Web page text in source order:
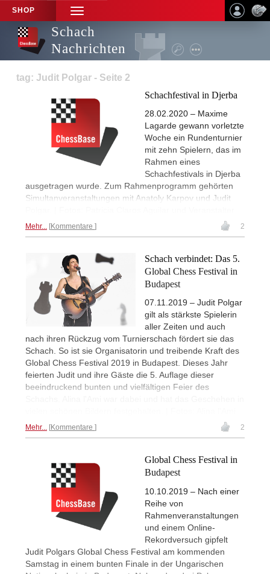
SHOP
TOGGLE
NAVIGATION
Schach
Nachrichten
tag: Judit Polgar - Seite 2
Schachfestival in Djerba
28.02.2020 – Maxime
Lagarde gewann vorletzte
Woche ein Rundenturnier
mit zehn Spielern, das im
Rahmen eines
Schachfestivals in Djerba
ausgetragen wurde. Zum Rahmenprogramm gehörten
Simultanveranstaltungen mit Anatoly Karpov und Judit
Mehr... Kommentare 2
Schach verbindet: Das 5.
Global Chess Festival in
Budapest
07.11.2019 – Judit Polgar
gilt als stärkste Spielerin
aller Zeiten und auch
nach ihren Rückzug vom Turnierschach fördert sie das
Schach. So ist sie Organisatorin und treibende Kraft des
Global Chess Festival 2019 in Budapest. Dieses Jahr
feierten Judit und ihre Gäste die 5. Auflage dieser
beeindruckend bunten und vielfältigen Feier des
Mehr... Kommentare 2
Global Chess Festival in
Budapest
10.10.2019 – Nach einer
Reihe von
Rahmenveranstaltungen
und einem Online-
Rekordversuch gipfelt
Judit Polgars Global Chess Festival am kommenden
Samstag in einem bunten Finale in der Ungarischen